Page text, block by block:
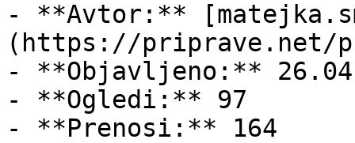
- **Avtor:**
(https://priprave.net/
- **Objavljeno:**
- **Ogledi:** 97
- **Prenosi:** 164